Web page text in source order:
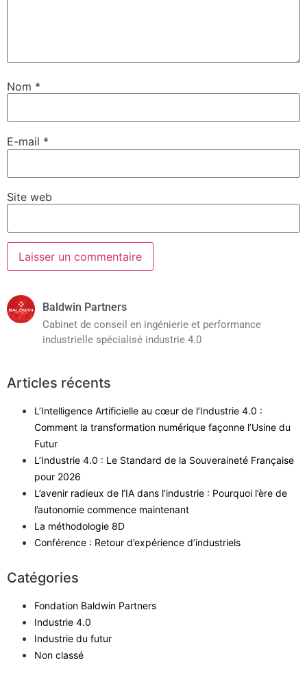
Nom *
E-mail *
Site web
Baldwin Partners
Cabinet de conseil en ingénierie et performance
industrielle spécialisé industrie 4.0
Articles récents
L’Intelligence Artificielle au cœur de l’Industrie 4.0 :
Comment la transformation numérique façonne l’Usine du
Futur
L’Industrie 4.0 : Le Standard de la Souveraineté Française
pour 2026
L’avenir radieux de l’IA dans l’industrie : Pourquoi l’ère de
l’autonomie commence maintenant
La méthodologie 8D
Conférence : Retour d’expérience d’industriels
Catégories
Fondation Baldwin Partners
Industrie 4.0
Industrie du futur
Non classé